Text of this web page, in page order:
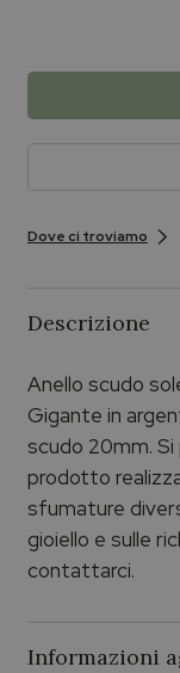
Dove ci troviamo
Descrizione
Anello scudo
Gigante in
scudo 20mm.
prodotto
sfumature
gioiello e sulle
contattarci.
Informazioni